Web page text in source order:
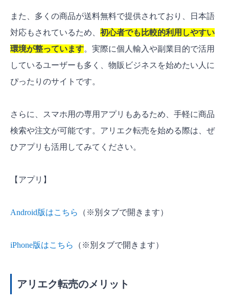
また、多くの商品が送料無料で提供されており、日本語
対応もされているため、 初心者でも比較的利用しやすい
環境が整っています。実際に個人輸入や副業目的で活用
しているユーザーも多く、物販ビジネスを始めたい人に
ぴったりのサイトです。
さらに、スマホ用の専用アプリもあるため、手軽に商品
検索や注文が可能です。アリエク転売を始める際は、ぜ
ひアプリも活用してみてください。
【アプリ】
Android版はこちら （※別タブで開きます）
iPhone版はこちら （※別タブで開きます）
アリエク転売のメリット